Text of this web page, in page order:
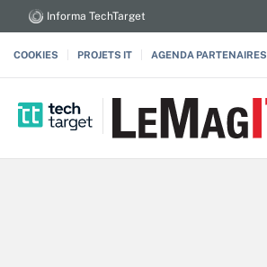
Informa TechTarget
COOKIES PROJETS IT AGENDA PARTENAIRES